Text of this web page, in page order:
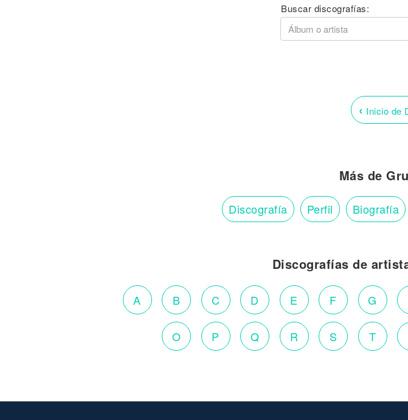
Buscar discografías:
‹ Inicio de
Más de
Discografía Perfil Biografía
Discografías de
A B C D E F G
O P Q R S T